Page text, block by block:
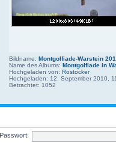
Bildname: Montgolfiade-Warstein
Name des Albums: Montgolfiade in
Hochgeladen von: Rostocker
Hochgeladen: 12. September 2010,
Betrachtet: 1052
Passwort: